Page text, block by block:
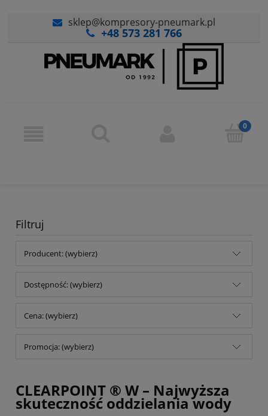
sklep@kompresory-pneumark.pl
+48 573 281 766
Filtruj
Producent: (wybierz)
Dostępność: (wybierz)
Cena: (wybierz)
Promocja: (wybierz)
CLEARPOINT ® W – Najwyższa
skuteczność oddzielania wody